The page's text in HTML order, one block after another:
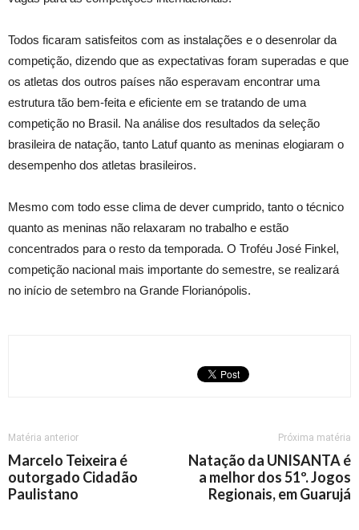
Todos ficaram satisfeitos com as instalações e o desenrolar da
competição, dizendo que as expectativas foram superadas e que
os atletas dos outros países não esperavam encontrar uma
estrutura tão bem-feita e eficiente em se tratando de uma
competição no Brasil. Na análise dos resultados da seleção
brasileira de natação, tanto Latuf quanto as meninas elogiaram o
desempenho dos atletas brasileiros.
Mesmo com todo esse clima de dever cumprido, tanto o técnico
quanto as meninas não relaxaram no trabalho e estão
concentrados para o resto da temporada. O Troféu José Finkel,
competição nacional mais importante do semestre, se realizará
no início de setembro na Grande Florianópolis.
Matéria anterior
Marcelo Teixeira é
outorgado Cidadão
Paulistano
Próxima matéria
Natação da UNISANTA é
a melhor dos 51º. Jogos
Regionais, em Guarujá